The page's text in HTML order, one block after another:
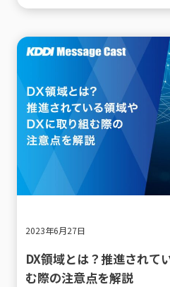
2023年6月27日
DX領域とは？推進されて
む際の注意点を解説